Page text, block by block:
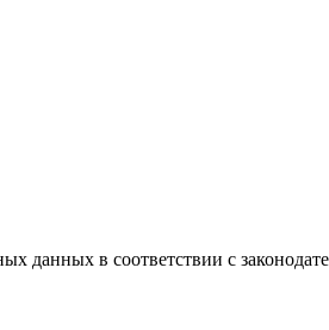
данных в соответствии с